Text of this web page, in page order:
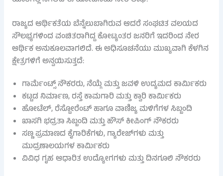
ರಾಜ್ಯದ ಆರ್ಥಿಕತೆಯ ಬೆನ್ನೆಲುಬಾಗಿರುವ ಆದರೆ ಸಂಘಟಿತ ವಲಯದ
ಸೌಲಭ್ಯಗಳಿಂದ ವಂಚಿತರಾಗಿದ್ದ ಕೋಟ್ಯಂತರ ಜನರಿಗೆ ಇದರಿಂದ ನೇರ
ಆರ್ಥಿಕ ಅನುಕೂಲವಾಗಲಿದೆ. ಈ ಅಧಿಸೂಚನೆಯು ಮುಖ್ಯವಾಗಿ ಕೆಳಗಿನ
ಕ್ಷೇತ್ರಗಳಿಗೆ ಅನ್ವಯಿಸುತ್ತದೆ:
ಗಾರ್ಮೆಂಟ್ಸ್ ನೌಕರರು, ನೆಯ್ಗೆ ಮತ್ತು ಜವಳಿ ಉದ್ಯಮದ ಕಾರ್ಮಿಕರು
ಕಟ್ಟಡ ನಿರ್ಮಾಣ, ರಸ್ತೆ ಕಾಮಗಾರಿ ಮತ್ತು ಕ್ವಾರಿ ಕಾರ್ಮಿಕರು
ಹೋಟೆಲ್, ರೆಸ್ಟೋರೆಂಟ್ ಹಾಗೂ ವಾಣಿಜ್ಯ ಮಳಿಗೆಗಳ ಸಿಬ್ಬಂದಿ
ಖಾಸಗಿ ಭದ್ರತಾ ಸಿಬ್ಬಂದಿ ಮತ್ತು ಹೌಸ್ ಕೀಪಿಂಗ್ ನೌಕರರು
ಸಣ್ಣ ಪ್ರಮಾಣದ ಕೈಗಾರಿಕೆಗಳು, ಗ್ಯಾರೇಜ್‌ಗಳು ಮತ್ತು
ಮುದ್ರಣಾಲಯಗಳ ಕಾರ್ಮಿಕರು
ವಿವಿಧ ಗೃಹ ಆಧಾರಿತ ಉದ್ಯೋಗಗಳು ಮತ್ತು ದಿನಗೂಲಿ ನೌಕರರು